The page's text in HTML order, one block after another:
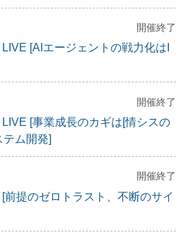
開催終了
[AIエージェントの戦力化はI
開催終了
LIVE [事業成長のカギは[情シスの
ム開発]
開催終了
前提のゼロトラスト、不断のサイ